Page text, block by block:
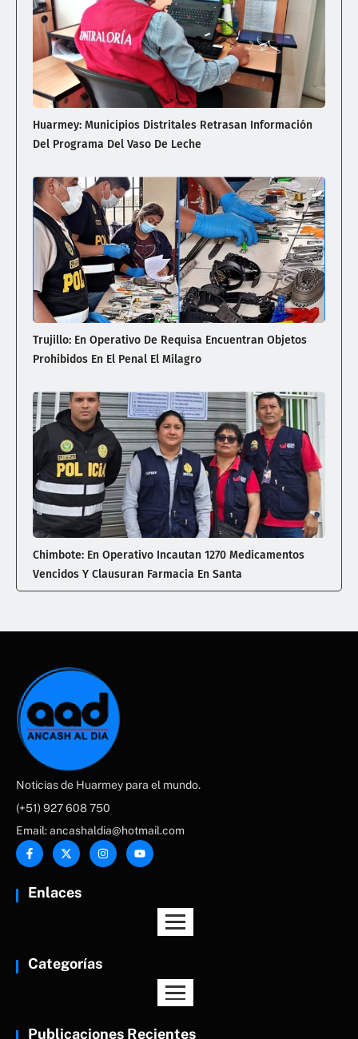
Huarmey: Municipios Distritales Retrasan Información
Del Programa Del Vaso De Leche
Trujillo: En Operativo De Requisa Encuentran Objetos
Prohibidos En El Penal El Milagro
Chimbote: En Operativo Incautan 1270 Medicamentos
Vencidos Y Clausuran Farmacia En Santa
Noticias de Huarmey para el mundo.
(+51) 927 608 750
Email: ancashaldia@hotmail.com
Enlaces
Categorías
Publicaciones Recientes